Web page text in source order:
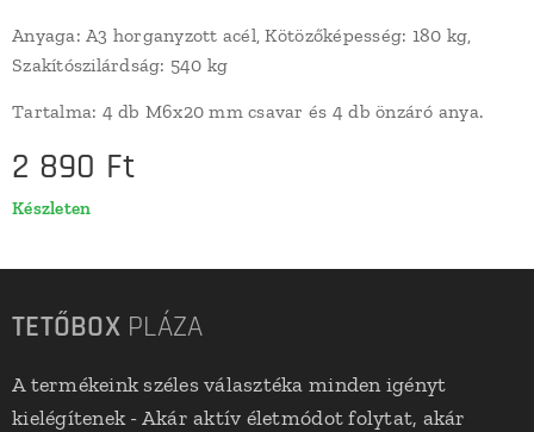
Anyaga: A3 horganyzott acél,Kötözőképesség: 180 kg,
Szakítószilárdság: 540 kg
Tartalma: 4 db M6x20 mm csavar és 4 db önzáró anya.
2 890 Ft
Készleten
TETŐBOX PLÁZA
A termékeink széles választéka minden igényt
kielégítenek - Akár aktív életmódot folytat, akár